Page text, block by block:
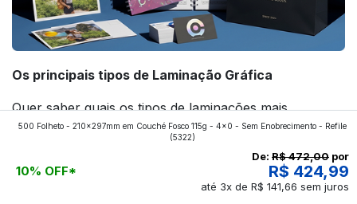
Os principais tipos de Laminação Gráfica
Quer saber quais os tipos de laminações mais
aplicados nos impressos da gráfica FuturaIM? Então,
continue a leitura que vamos revelar para você!
500 Folheto - 210x297mm em Couché Fosco 115g - 4x0 - Sem Enobrecimento - Refile
(5322)
10% OFF*
De: R$ 472,00 por
R$ 424,99
até 3x de R$ 141,66 sem juros